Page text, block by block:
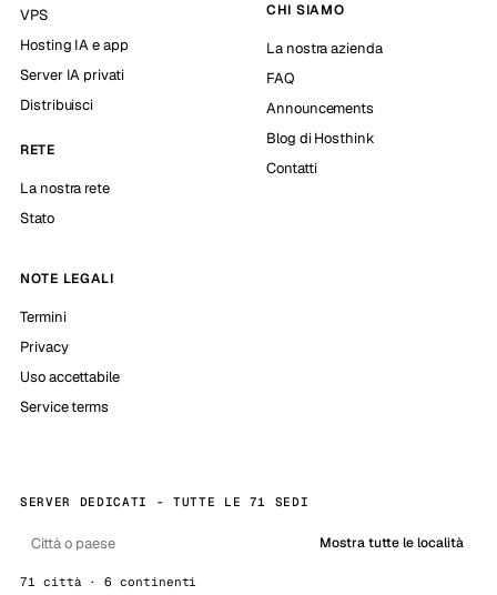
VPS
Hosting IA e app
Server IA privati
Distribuisci
RETE
La nostra rete
Stato
CHI SIAMO
La nostra azienda
FAQ
Announcements
Blog di Hosthink
Contatti
NOTE LEGALI
Termini
Privacy
Uso accettabile
Service terms
SERVER DEDICATI - TUTTE LE 71 SEDI
Mostra tutte le località
71 città · 6 continenti